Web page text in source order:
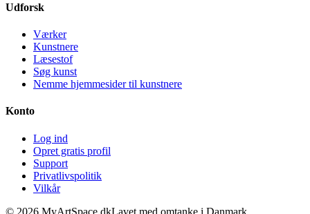
Udforsk
Værker
Kunstnere
Læsestof
Søg kunst
Nemme hjemmesider til kunstnere
Konto
Log ind
Opret gratis profil
Support
Privatlivspolitik
Vilkår
© 2026 MyArtSpace.dkLavet med omtanke i Danmark